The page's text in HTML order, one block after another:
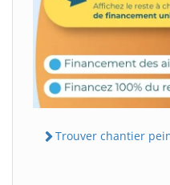
Trouver chantier